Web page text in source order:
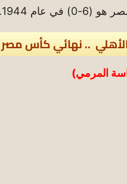
عام 1944.
.. نهائي كأس مصر 1931
المرمي)